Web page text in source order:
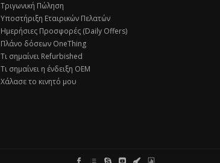
Τριγωνική Πώληση
Υποστήριξη Εταιρικών Πελατών
Ημερήσιες Προσφορές (Daily Offers)
Πλάνο δόσεων OneThing
Τι σημαίνει Refurbished
Τι σημαίνει η ένδειξη ΟΕΜ
Χάλασε το κινητό μου